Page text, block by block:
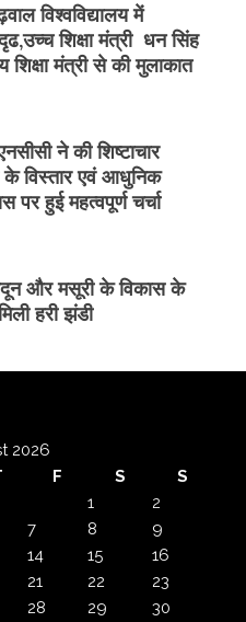
विश्वविद्यालय में
शिक्षा मंत्री धन सिंह
शिक्षा मंत्री से की मुलाकात
ने की शिष्टाचार
के विस्तार एवं आधुनिक
हुई महत्वपूर्ण चर्चा
और मसूरी के विकास के
हरी झंडी
2026
F S
S
1
2
7 8
9
14 15
16
21 22
23
28 29
30